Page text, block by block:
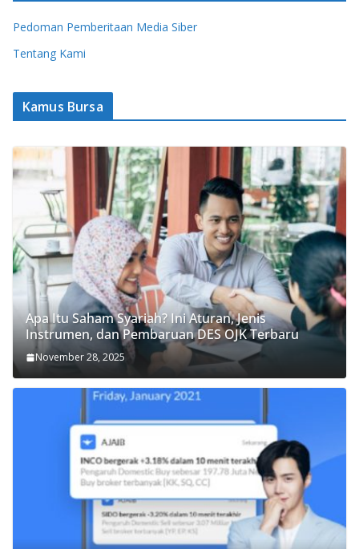
Pedoman Pemberitaan Media Siber
Tentang Kami
Kamus Bursa
Apa Itu Saham Syariah? Ini Aturan, Jenis
Instrumen, dan Pembaruan DES OJK Terbaru
November 28, 2025